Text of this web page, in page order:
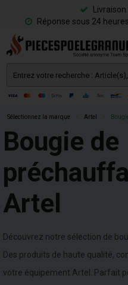
Réponse sous 24
Sélectionnez la marque Artel
Bougie de
Artel
Découvrez notre sélection de
Des produits de haute qualité,
votre équipement Artel. Parfait